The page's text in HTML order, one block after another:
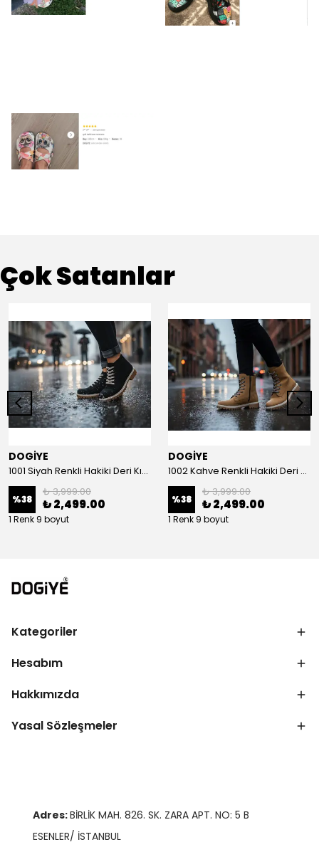
Çok Satanlar
DOGİYE
1001 Siyah Renkli Hakiki Deri Kışlık Bot
%38
₺ 3,999.00
₺ 2,499.00
1 Renk 9 boyut
DOGİYE
1002 Kahve Renkli Hakiki Deri Kışlık Bot
%38
₺ 3,999.00
₺ 2,499.00
1 Renk 9 boyut
Kategoriler
Hesabım
Hakkımızda
Yasal Sözleşmeler
Adres:BİRLİK MAH. 826. SK. ZARA APT. NO: 5 B
ESENLER/ İSTANBUL